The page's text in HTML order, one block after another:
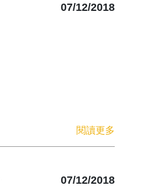
07/12/2018
閱讀更多
07/12/2018